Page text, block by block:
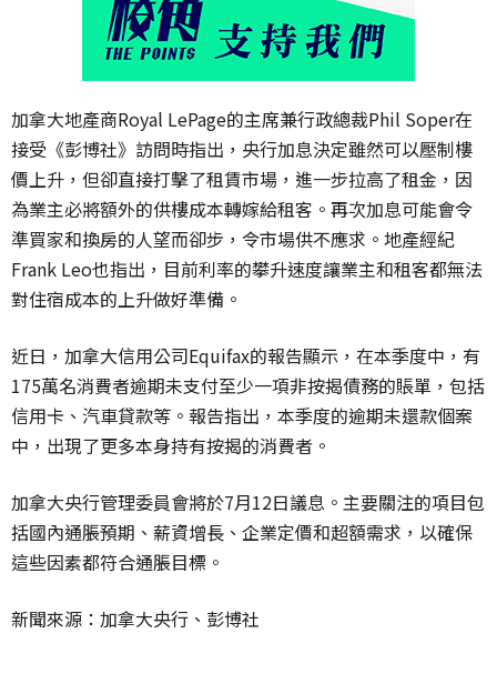
加拿大地產商Royal LePage的主席兼行政總裁Phil Soper在
接受《彭博社》訪問時指出，央行加息決定雖然可以壓制樓
價上升，但卻直接打擊了租賃市場，進一步拉高了租金，因
為業主必將額外的供樓成本轉嫁給租客。再次加息可能會令
準買家和換房的人望而卻步，令市場供不應求。地產經紀
Frank Leo也指出，目前利率的攀升速度讓業主和租客都無法
對住宿成本的上升做好準備。
近日，加拿大信用公司Equifax的報告顯示，在本季度中，有
175萬名消費者逾期未支付至少一項非按揭債務的賬單，包括
信用卡、汽車貸款等。報告指出，本季度的逾期未還款個案
中，出現了更多本身持有按揭的消費者。
加拿大央行管理委員會將於7月12日議息。主要關注的項目包
括國內通脹預期、薪資增長、企業定價和超額需求，以確保
這些因素都符合通脹目標。
新聞來源：加拿大央行、彭博社